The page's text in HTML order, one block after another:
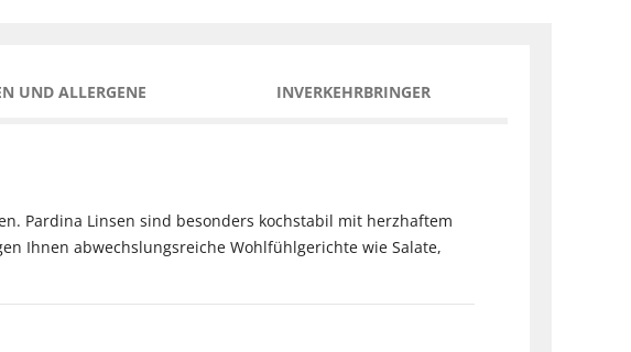
UND ALLERGENE INVERKEHRBRINGER
Pardina Linsen sind besonders kochstabil mit herzhaftem
Ihnen abwechslungsreiche Wohlfühlgerichte wie Salate,